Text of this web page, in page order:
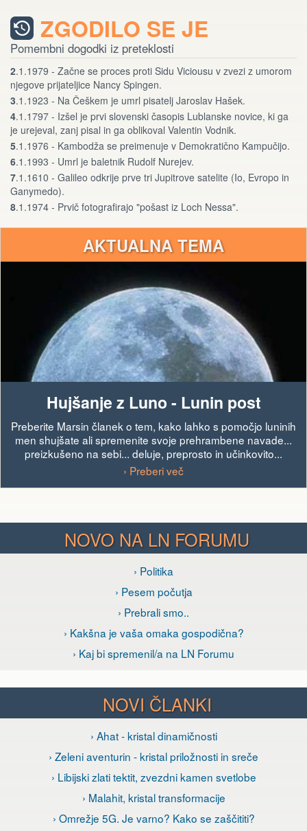
ZGODILO SE JE
Pomembni dogodki iz preteklosti
2.1.1979 - Začne se proces proti Sidu Viciousu v zvezi z umorom
njegove prijateljice Nancy Spingen.
3.1.1923 - Na Češkem je umrl pisatelj Jaroslav Hašek.
4.1.1797 - Izšel je prvi slovenski časopis Lublanske novice, ki ga
je urejeval, zanj pisal in ga oblikoval Valentin Vodnik.
5.1.1976 - Kambodža se preimenuje v Demokratično Kampučijo.
6.1.1993 - Umrl je baletnik Rudolf Nurejev.
7.1.1610 - Galileo odkrije prve tri Jupitrove satelite (Io, Evropo in
Ganymedo).
8.1.1974 - Prvič fotografirajo "pošast iz Loch Nessa".
AKTUALNA TEMA
Hujšanje z Luno - Lunin post
Preberite Marsin članek o tem, kako lahko s pomočjo luninih
men shujšate ali spremenite svoje prehrambene navade...
preizkušeno na sebi... deluje, preprosto in učinkovito...
› Preberi več
NOVO NA LN FORUMU
› Politika
› Pesem počutja
› Prebrali smo..
› Kakšna je vaša omaka gospodična?
› Kaj bi spremenil/a na LN Forumu
NOVI ČLANKI
› Ahat - kristal dinamičnosti
› Zeleni aventurin - kristal priložnosti in sreče
› Libijski zlati tektit, zvezdni kamen svetlobe
› Malahit, kristal transformacije
› Omrežje 5G. Je varno? Kako se zaščititi?